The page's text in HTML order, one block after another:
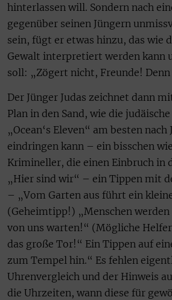
hinterlassen will. Sondern nach
gegenüber seinen Jüngern
sein, fügt er etwas hinzu, das wie
Gewalt interpretiert werden kann
soll: „Zögert nicht, Freunde!
Der Jünger Judas zeichnet dann
Plan in den Sand, wie die
„Ocean‘s Eleven“ am besten nach
eindringen kann – ein bisschen
Krimineller, die einen Einbruch in
„Hier sind wir“ – ein Tippen mit
– „Vom Garten aus führt ein
(Geheimtipp!) „Menschen
von uns warten!“ (Mögliche
das große Tor!“ Ein Tippen auf
zum Tempel hin.“ Es fehlen
Uhrenvergleich und der Hinweis
die Uhrzeiten, wann diese für